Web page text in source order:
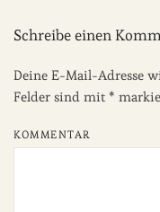
Schreibe einen
Deine E-Mail-Adresse
Felder sind mit *
KOMMENTAR